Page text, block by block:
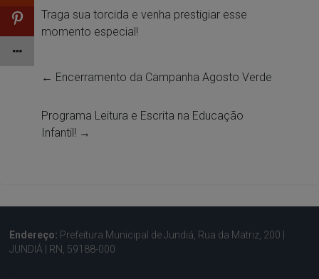
Traga sua torcida e venha prestigiar esse
momento especial!
← Encerramento da Campanha Agosto Verde
Programa Leitura e Escrita na Educação
Infantil! →
Endereço: Prefeitura Municipal de Jundiá, Rua da Matriz, 200 |
JUNDIÁ | RN, 59188-000